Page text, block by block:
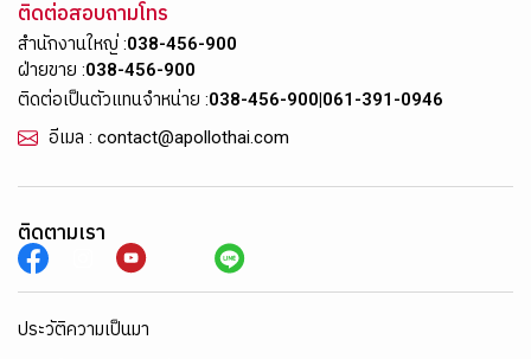
ติดต่อสอบถามโทร
สำนักงานใหญ่ :038-456-900
ฝ่ายขาย :038-456-900
ติดต่อเป็นตัวแทนจำหน่าย :038-456-900|061-391-0946
อีเมล : contact@apollothai.com
ติดตามเรา
ประวัติความเป็นมา